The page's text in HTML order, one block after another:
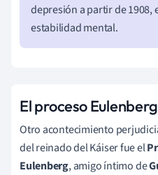
depresión a partir de
estabilidad mental.
El proceso Eulenberg
Otro acontecimiento
del reinado del Káiser fue el
Eulenberg, amigo íntimo de